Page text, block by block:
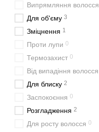
Випрямляння волосся
Для об'єму 3
Зміцнення 1
Проти лупи 0
Термозахист 0
Від випадіння волосся
Для блиску 2
Заспокоєння 0
Розгладження 2
Для росту волосся 0